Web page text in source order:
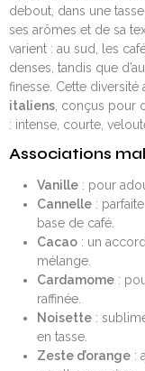
debout, dans une
ses arômes et de sa
varient : au sud, les
denses, tandis que
finesse. Cette diversité
italiens , conçus pour
: intense, courte,
Associations
Vanille: pour
Cannelle:
base de café.
Cacao: un
mélange.
Cardamome:
raffinée.
Noisette:
en tasse.
Zeste d’orange: